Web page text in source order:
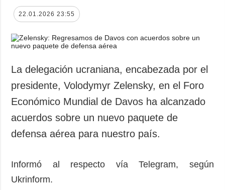
22.01.2026 23:55
La delegación ucraniana, encabezada por el
presidente, Volodymyr Zelensky, en el Foro
Económico Mundial de Davos ha alcanzado
acuerdos sobre un nuevo paquete de
defensa aérea para nuestro país.
Informó al respecto vía Telegram, según
Ukrinform.